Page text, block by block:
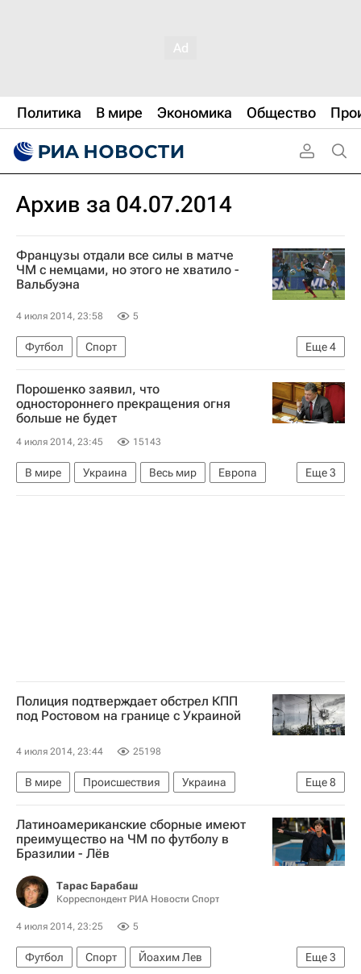
Политика В мире Экономика Общество
Архив за 04.07.2014
Французы отдали все силы в матче
ЧМ c немцами, но этого не хватило -
Вальбуэна
4 июля 2014, 23:58 5
Еще4
Футбол
Спорт
Чемпионат мира по футболу 2018
Франция
Германия
Матьё Вальбуэна
Порошенко заявил, что
одностороннего прекращения огня
больше не будет
4 июля 2014, 23:45 15143
Еще3
В мире Украина Весь мир
Европа
Петр Порошенко
Верховная Рада Украины
Полиция подтверждает обстрел КПП
под Ростовом на границе с Украиной
4 июля 2014, 23:44 25198
Еще8
В мире Происшествия
Украина
Ростовская область
Весь мир
Европа
Южный ФО
Следственный комитет России (СК РФ)
ОМОН России
Россия
Латиноамериканские сборные имеют
преимущество на ЧМ по футболу в
Бразилии - Лёв
Тарас Барабаш
Корреспондент РИА Новости Спорт
4 июля 2014, 23:25 5
Еще3
Футбол Спорт
Йоахим Лев